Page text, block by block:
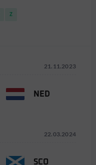
Z
21.11.2023
NED
22.03.2024
SCO